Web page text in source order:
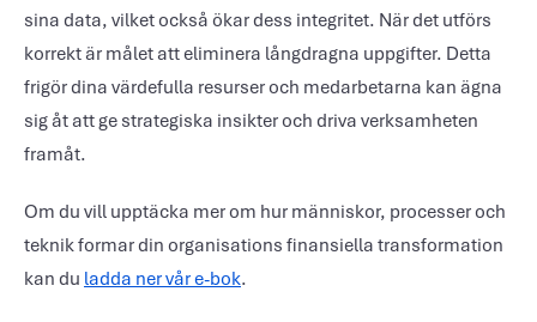
sina data, vilket också ökar dess integritet. När det utförs
korrekt är målet att eliminera långdragna uppgifter. Detta
frigör dina värdefulla resurser och medarbetarna kan ägna
sig åt att ge strategiska insikter och driva verksamheten
framåt.
Om du vill upptäcka mer om hur människor, processer och
teknik formar din organisations finansiella transformation
kan du ladda ner vår e-bok.